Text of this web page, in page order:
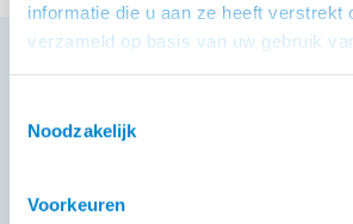
informatie die u aan ze heeft verstrekt
verzameld op basis van uw gebruik
Noodzakelijk
Voorkeuren
Heb je een vraag aan de Atorka
Staat je antwoord daar niet bij, vraag